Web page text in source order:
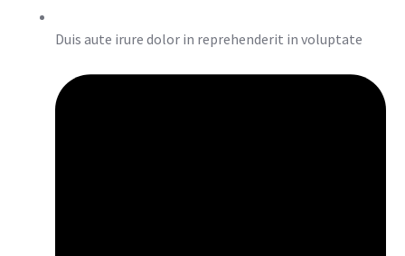
Duis aute irure dolor in reprehenderit in voluptate